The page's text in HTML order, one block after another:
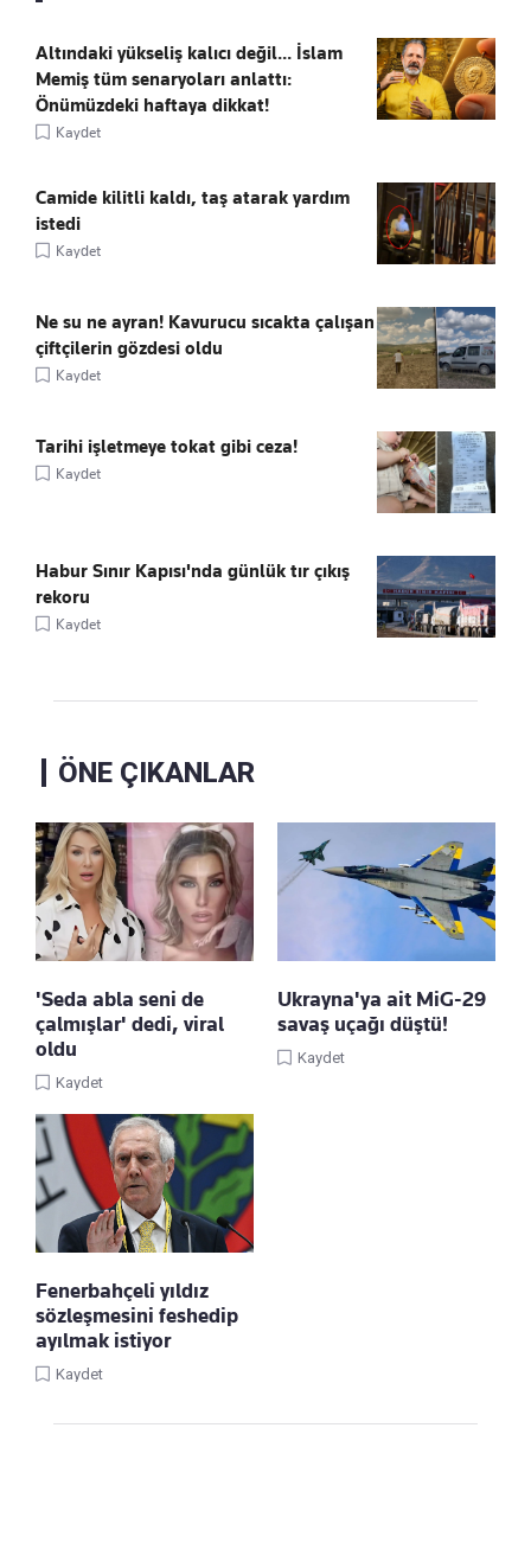
Altındaki yükseliş kalıcı değil... İslam
Memiş tüm senaryoları anlattı:
Önümüzdeki haftaya dikkat!
Kaydet
Camide kilitli kaldı, taş atarak yardım
istedi
Kaydet
Ne su ne ayran! Kavurucu sıcakta çalışan
çiftçilerin gözdesi oldu
Kaydet
Tarihi işletmeye tokat gibi ceza!
Kaydet
Habur Sınır Kapısı'nda günlük tır çıkış
rekoru
Kaydet
ÖNE ÇIKANLAR
'Seda abla seni de
çalmışlar' dedi, viral
oldu
Kaydet
Ukrayna'ya ait MiG-29
savaş uçağı düştü!
Kaydet
Fenerbahçeli yıldız
sözleşmesini feshedip
ayılmak istiyor
Kaydet